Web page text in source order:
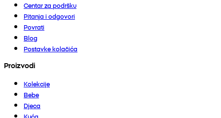
Centar za podršku
Pitanja i odgovori
Povrati
Blog
Postavke kolačića
Proizvodi
Kolekcije
Bebe
Djeca
Kuća